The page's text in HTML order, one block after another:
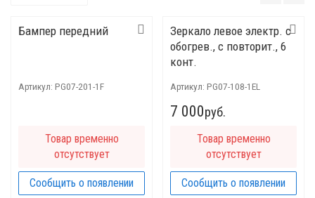
Бампер передний
Артикул: PG07-201-1F
Товар временно
отсутствует
Сообщить о появлении
Зеркало левое электр. с
обогрев., с повторит., 6
конт.
Артикул: PG07-108-1EL
7 000руб.
Товар временно
отсутствует
Сообщить о появлении